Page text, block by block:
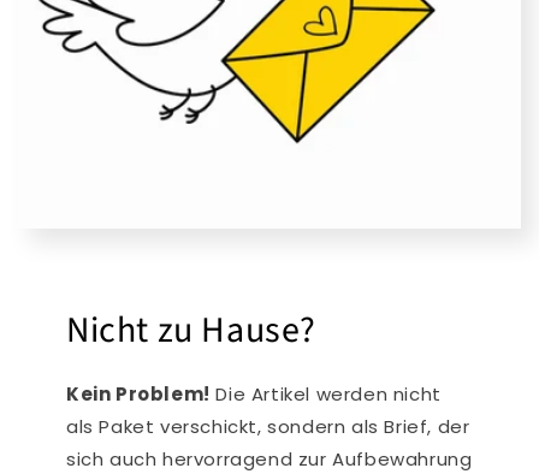
Nicht zu Hause?
Kein Problem! Die Artikel werden nicht
als Paket verschickt, sondern als Brief, der
sich auch hervorragend zur Aufbewahrung